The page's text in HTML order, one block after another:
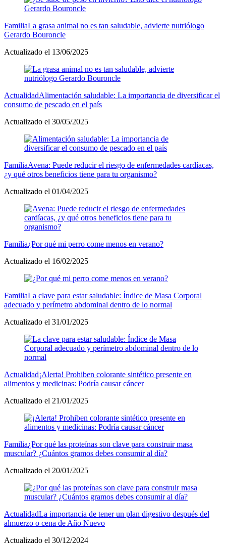
FamiliaLa grasa animal no es tan saludable, advierte nutriólogo
Gerardo Bouroncle
Actualizado el 13/06/2025
ActualidadAlimentación saludable: La importancia de diversificar el
consumo de pescado en el país
Actualizado el 30/05/2025
FamiliaAvena: Puede reducir el riesgo de enfermedades cardíacas,
¿y qué otros beneficios tiene para tu organismo?
Actualizado el 01/04/2025
Familia¿Por qué mi perro come menos en verano?
Actualizado el 16/02/2025
FamiliaLa clave para estar saludable: Índice de Masa Corporal
adecuado y perímetro abdominal dentro de lo normal
Actualizado el 31/01/2025
Actualidad¡Alerta! Prohiben colorante sintético presente en
alimentos y medicinas: Podría causar cáncer
Actualizado el 21/01/2025
Familia¿Por qué las proteínas son clave para construir masa
muscular? ¿Cuántos gramos debes consumir al día?
Actualizado el 20/01/2025
ActualidadLa importancia de tener un plan digestivo después del
almuerzo o cena de Año Nuevo
Actualizado el 30/12/2024